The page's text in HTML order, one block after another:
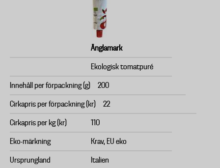
Änglamark
Ekologisk tomatpuré
Innehåll per förpackning (g) 200
Cirkapris per förpackning (kr) 22
Cirkapris per kg (kr) 110
Eko-märkning Krav, EU eko
Ursprungland Italien